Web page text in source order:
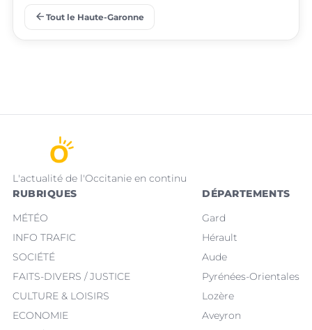
place Villeneuve-Tolosane
arrow_back Tout le Haute-Garonne
L'actualité de l'Occitanie en continu
RUBRIQUES
MÉTÉO
INFO TRAFIC
SOCIÉTÉ
FAITS-DIVERS / JUSTICE
CULTURE & LOISIRS
ECONOMIE
DÉPARTEMENTS
Gard
Hérault
Aude
Pyrénées-Orientales
Lozère
Aveyron